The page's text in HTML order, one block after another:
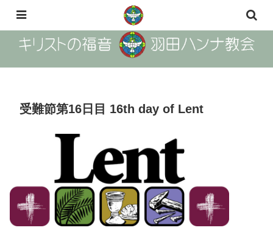
The Gosple of Christ Haneda Hanna Church
受難節第16日目 16th day of Lent